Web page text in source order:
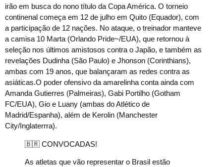
irão em busca do nono título da Copa América. O torneio
continenal começa em 12 de julho em Quito (Equador), com
a participação de 12 nações. No ataque, o treinador manteve
a camisa 10 Marta (Orlando Pride~/EUA), que retornou à
seleção nos últimos amistosos contra o Japão, e também as
revelações Dudinha (São Paulo) e Jhonson (Corinthians),
ambas com 19 anos, que balançaram as redes contra as
asiáticas.O poder ofensivo da amarelinha conta ainda com
Amanda Gutierres (Palmeiras), Gabi Portilho (Gotham
FC/EUA), Gio e Luany (ambas do Atlético de
Madrid/Espanha), além de Kerolin (Manchester
City/Inglaterrra).
🇧🇷 CONVOCADAS!
As atletas que vão representar o Brasil estão